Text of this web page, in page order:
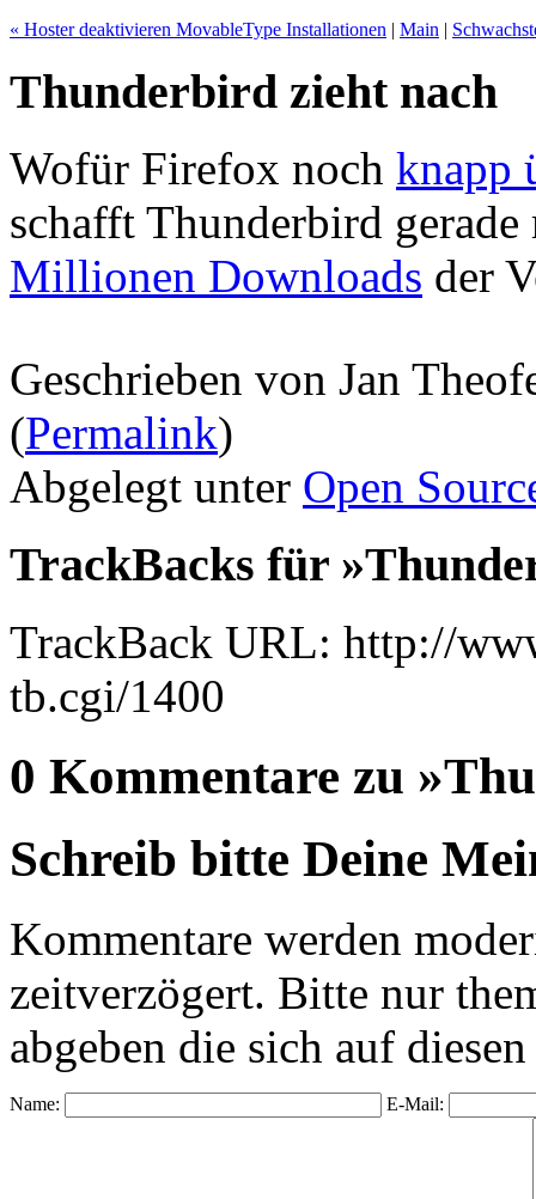
« Hoster deaktivieren MovableType Installationen | Main |
Thunderbird zieht nach
Wofür Firefox noch knapp
schafft Thunderbird
Millionen Downloads der
Geschrieben von Jan
(Permalink)
Abgelegt unter Open
TrackBacks für
TrackBack URL: http://
tb.cgi/1400
0 Kommentare zu
Schreib bitte Deine
Kommentare werden
zeitverzögert. Bitte nur
abgeben die sich auf
Name: E-Mail: